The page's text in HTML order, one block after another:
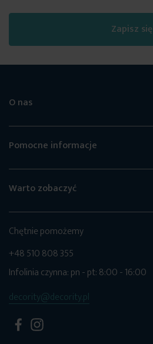
Zapisz się
O nas
Pomocne informacje
Warto zobaczyć
Chętnie pomożemy
+48 510 808 355
Infolinia czynna: pn - pt: 8:00 - 16:00
decority@decority.pl